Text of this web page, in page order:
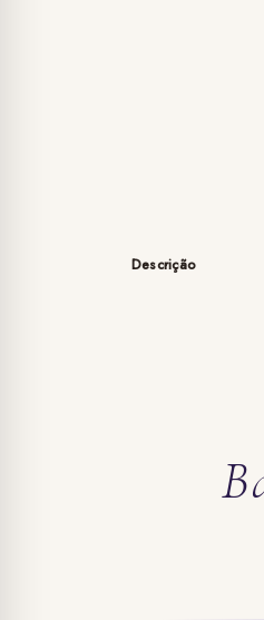
Descrição